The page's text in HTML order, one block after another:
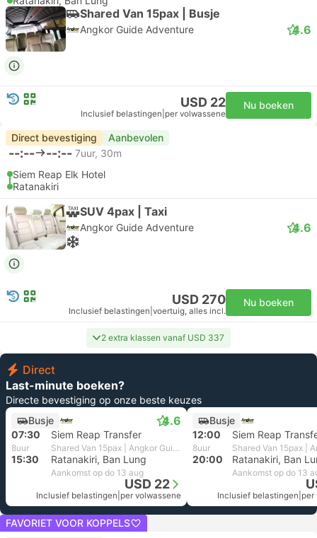
Shared Van 15pax | Busje
Angkor Guide Adventure 4.6
USD 22
Inclusief belastingen per volwassene
Nu boeken
Direct bevestiging Aanbevolen
--:-- --:-- 7uur, 30m
Siem Reap Elk Hotel
Ratanakiri
SUV 4pax | Taxi
Angkor Guide Adventure 4.6
USD 270
Inclusief belastingen voertuig, alles incl.
Nu boeken
2 extra klassen vanaf USD 337
Direct
Last-minute boeken?
Directe bevestiging op onze beste keuzes
Busje
4.6
07:30 Siem Reap Transfer
8uur Shared Van 15pax | Angkor Guide Adventure
15:30 Ratanakiri, Ban Lung
Aankomst op do 13 aug
USD 22
Inclusief belastingen per volwassene
Busje
12:00
Siem Reap
8uur
20:00 Ratanakiri, Ban
Aankomst op do 13
Inclusief belastingen per
FAVORIET VOOR KOPPELS